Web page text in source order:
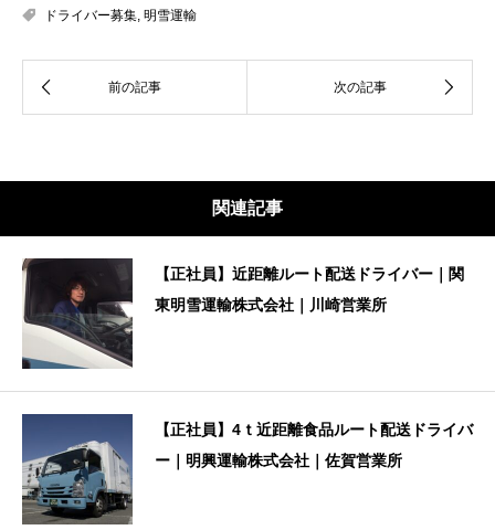
ドライバー募集, 明雪運輸
関連記事
【正社員】近距離ルート配送ドライバー｜関
東明雪運輸株式会社｜川崎営業所
【正社員】4ｔ近距離食品ルート配送ドライバ
ー｜明興運輸株式会社｜佐賀営業所